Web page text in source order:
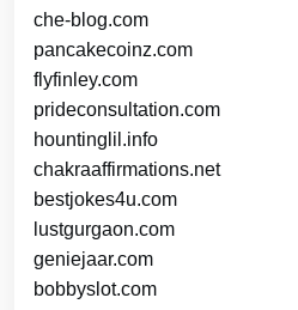
che-blog.com
pancakecoinz.com
flyfinley.com
prideconsultation.com
hountinglil.info
chakraaffirmations.net
bestjokes4u.com
lustgurgaon.com
geniejaar.com
bobbyslot.com